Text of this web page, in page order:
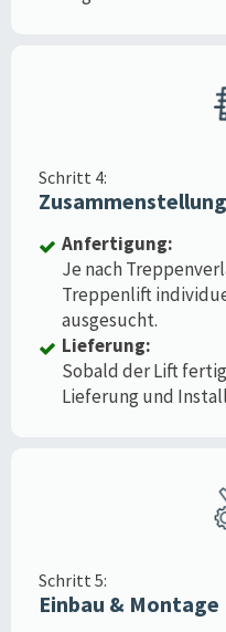
Schritt 4:
Anfertigung:
Je nach
Treppenlift
ausgesucht.
Lieferung:
Sobald der Lift
Lieferung und
Schritt 5:
Einbau & Montage